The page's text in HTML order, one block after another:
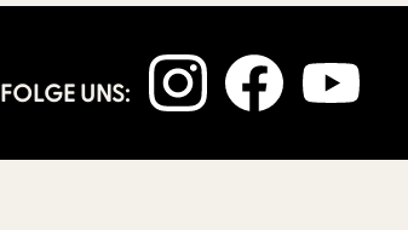
FOLGE UNS: